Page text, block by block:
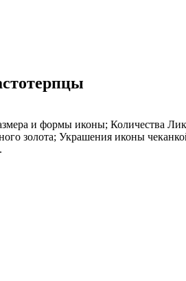
и формы иконы; Количества
золота; Украшения иконы